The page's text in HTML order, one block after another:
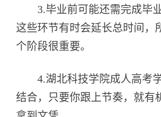
3.毕业前可能还需完成毕业
这些环节有时会延长总时间，
个阶段很重要。
4.湖北科技学院成人高考
结合，只要你跟上节奏，就有